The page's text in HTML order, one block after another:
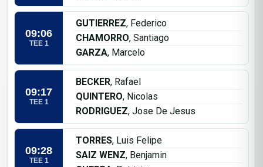
09:06
TEE 1
GUTIERREZ, Federico
CHAMORRO, Santiago
GARZA, Marcelo
09:17
TEE 1
BECKER, Rafael
QUINTERO, Nicolas
RODRIGUEZ, Jose De Jesus
09:28
TEE 1
TORRES, Luis Felipe
SAIZ WENZ, Benjamin